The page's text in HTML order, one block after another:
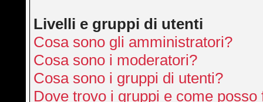
Livelli e gruppi di utenti
Cosa sono gli amministratori?
Cosa sono i moderatori?
Cosa sono i gruppi di utenti?
Dove trovo i gruppi e come